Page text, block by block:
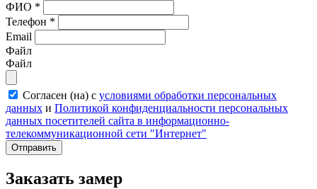
ФИО *
Телефон *
Email
Файл
Файл
Согласен (на) с условиями обработки персональных
данных и Политикой конфиденциальности персональных
данных посетителей сайта в информационно-
телекоммуникационной сети "Интернет"
Отправить
Заказать замер